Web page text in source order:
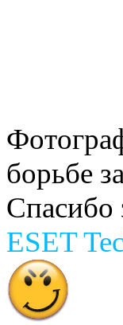
борьбе
Спасибо
ESET